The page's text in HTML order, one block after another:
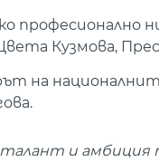
Кузмова,
на
и амбиция